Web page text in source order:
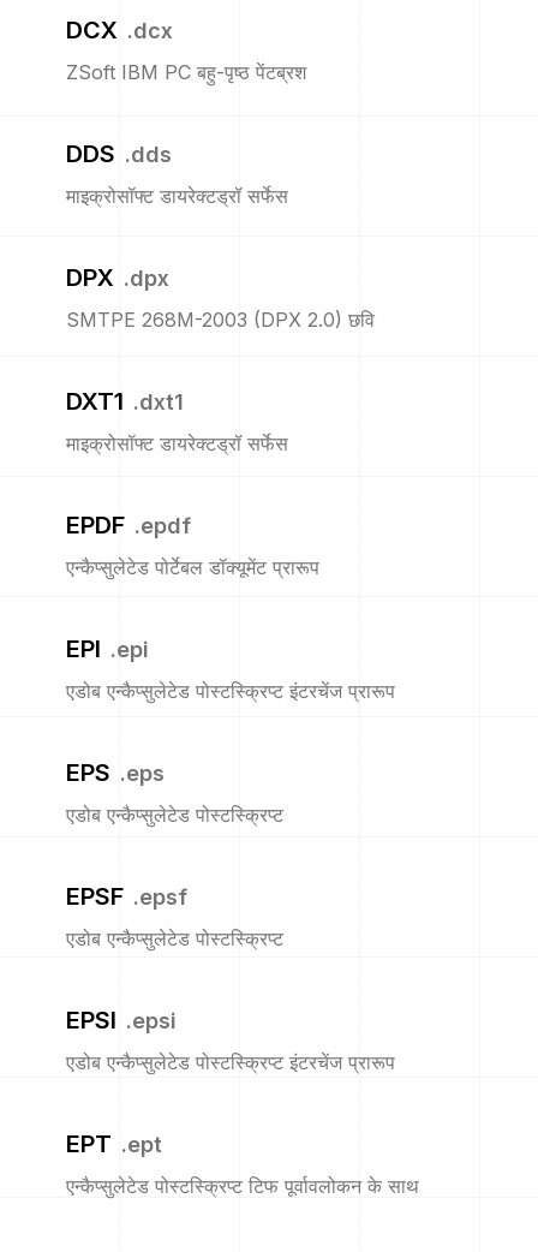
DCX .dcx
ZSoft IBM PC बहु-पृष्ठ पेंटब्रश
DDS .dds
माइक्रोसॉफ्ट डायरेक्टड्रॉ सर्फेस
DPX .dpx
SMTPE 268M-2003 (DPX 2.0) छवि
DXT1 .dxt1
माइक्रोसॉफ्ट डायरेक्टड्रॉ सर्फेस
EPDF .epdf
एन्कैप्सुलेटेड पोर्टेबल डॉक्यूमेंट प्रारूप
EPI .epi
एडोब एन्कैप्सुलेटेड पोस्टस्क्रिप्ट इंटरचेंज प्रारूप
EPS .eps
एडोब एन्कैप्सुलेटेड पोस्टस्क्रिप्ट
EPSF .epsf
एडोब एन्कैप्सुलेटेड पोस्टस्क्रिप्ट
EPSI .epsi
एडोब एन्कैप्सुलेटेड पोस्टस्क्रिप्ट इंटरचेंज प्रारूप
EPT .ept
एन्कैप्सुलेटेड पोस्टस्क्रिप्ट टिफ पूर्वावलोकन के साथ